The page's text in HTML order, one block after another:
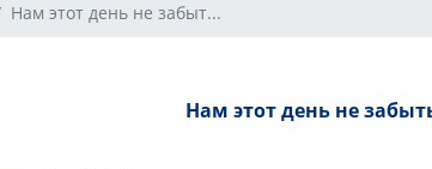
Нам этот день не забыт...
Нам этот день не